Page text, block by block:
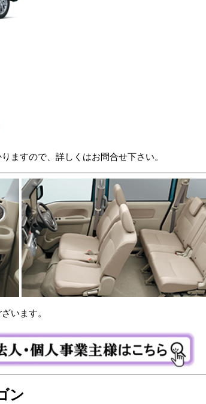
ますので、詳しくはお問合せ下さい。
います。
ン